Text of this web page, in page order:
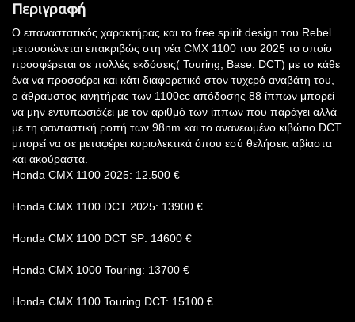
Περιγραφή
Ο επαναστατικός χαρακτήρας και το free spirit design του Rebel
μετουσιώνεται επακριβώς στη νέα CMX 1100 του 2025 το οποίο
προσφέρεται σε πολλές εκδόσεις( Touring, Base. DCT) με το κάθε
ένα να προσφέρει και κάτι διαφορετικό στον τυχερό αναβάτη του,
ο άθραυστος κινητήρας των 1100cc απόδοσης 88 ίππων μπορεί
να μην εντυπωσιάζει με τον αριθμό των ίππων που παράγει αλλά
με τη φανταστική ροπή των 98nm και το ανανεωμένο κιβώτιο DCT
μπορεί να σε μεταφέρει κυριολεκτικά όπου εσύ θελήσεις αβίαστα
και ακούραστα.
Honda CMX 1100 2025: 12.500 €
Honda CMX 1100 DCT 2025: 13900 €
Honda CMX 1100 DCT SP: 14600 €
Honda CMX 1000 Touring: 13700 €
Honda CMX 1100 Touring DCT: 15100 €